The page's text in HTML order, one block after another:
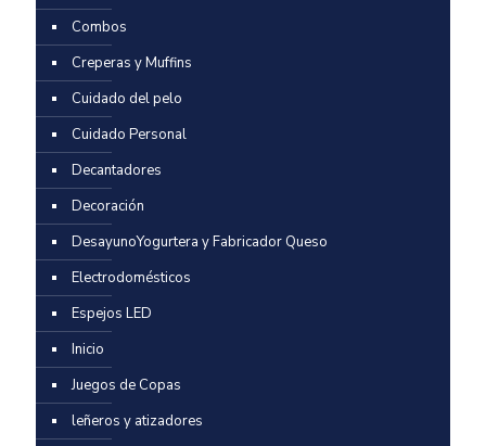
Combos
Creperas y Muffins
Cuidado del pelo
Cuidado Personal
Decantadores
Decoración
DesayunoYogurtera y Fabricador Queso
Electrodomésticos
Espejos LED
Inicio
Juegos de Copas
leñeros y atizadores